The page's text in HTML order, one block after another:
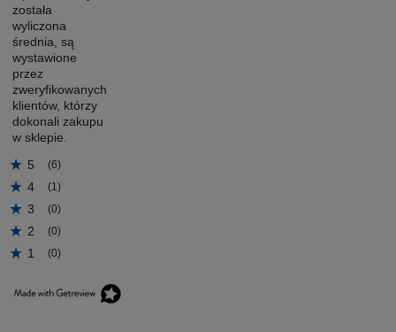
została
wyliczona
średnia, są
wystawione
przez
zweryfikowanych
klientów, którzy
dokonali zakupu
w sklepie.
5
(6)
4 (1)
3 (0)
2 (0)
1 (0)